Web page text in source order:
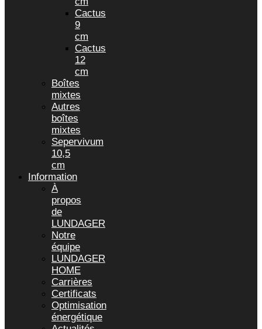
Cactus
9
cm
Cactus
12
cm
Boîtes
mixtes
Autres
boîtes
mixtes
Sepervivum
10,5
cm
Information
À
propos
de
LUNDAGER
Notre
équipe
LUNDAGER
HOME
Carrières
Certificats
Optimisation
énergétique